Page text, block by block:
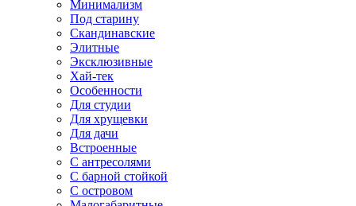
Минимализм
Под старину
Скандинавские
Элитные
Эксклюзивные
Хай-тек
Особенности
Для студии
Для хрущевки
Для дачи
Встроенные
С антресолями
С барной стойкой
С островом